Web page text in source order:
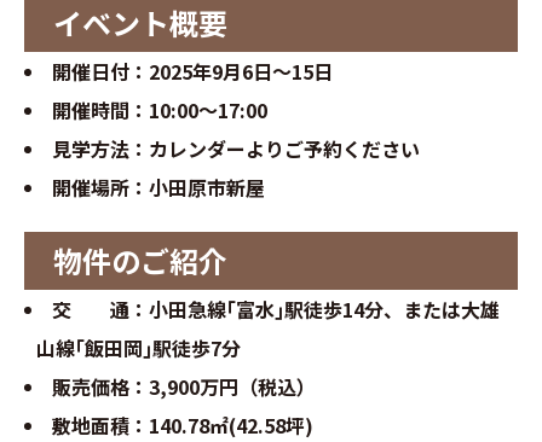
∟資料請求
∟来場予約
イベント概要
開催日付：2025年9月6日～15日
開催時間：10:00～17:00
見学方法：カレンダーよりご予約ください
開催場所：小田原市新屋
物件のご紹介
交 通：小田急線｢富水｣駅徒歩14分、または大雄
山線｢飯田岡｣駅徒歩7分
販売価格：3,900万円（税込）
敷地面積：140.78㎡(42.58坪)